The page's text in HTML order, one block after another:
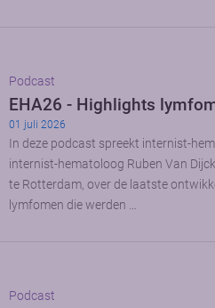
Podcast
EHA26 - Highlights
01 juli 2026
In deze podcast spreekt internist-
internist-hematoloog Ruben Van
te Rotterdam, over de laatste
lymfomen die werden …
Podcast